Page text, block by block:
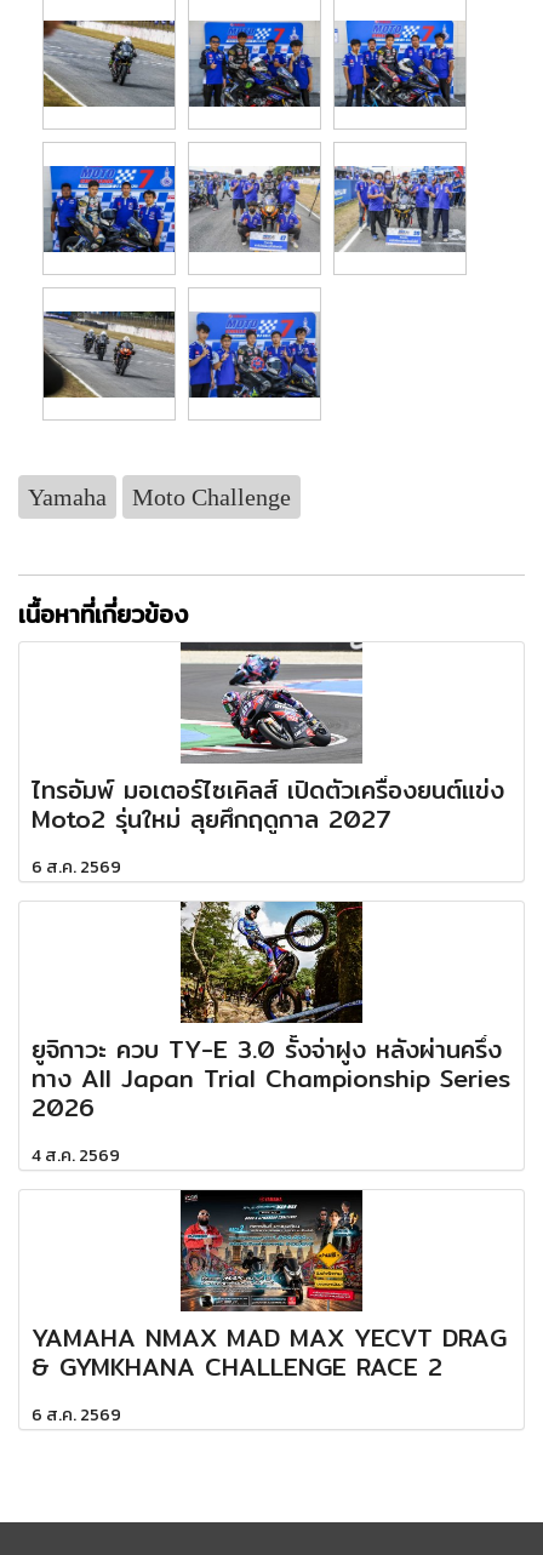
Yamaha Moto Challenge
เนื้อหาที่เกี่ยวข้อง
ไทรอัมพ์ มอเตอร์ไซเคิลส์ เปิดตัวเครื่องยนต์แข่ง
Moto2 รุ่นใหม่ ลุยศึกฤดูกาล 2027
6 ส.ค. 2569
ยูจิกาวะ ควบ TY-E 3.0 รั้งจ่าฝูง หลังผ่านครึ่ง
ทาง All Japan Trial Championship Series
2026
4 ส.ค. 2569
YAMAHA NMAX MAD MAX YECVT DRAG
& GYMKHANA CHALLENGE RACE 2
6 ส.ค. 2569